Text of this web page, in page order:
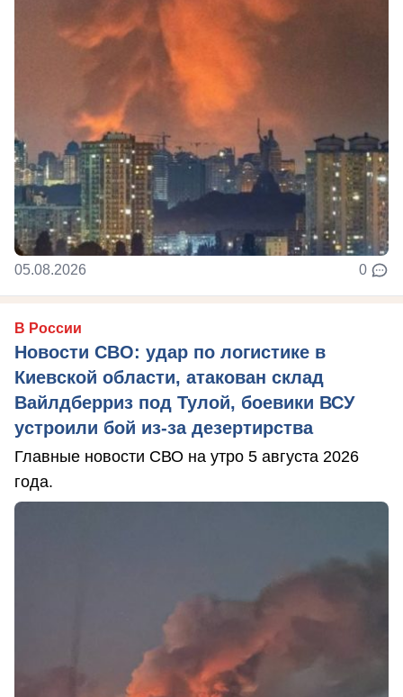
05.08.2026 0
В России
Новости СВО: удар по логистике в
Киевской области, атакован склад
Вайлдберриз под Тулой, боевики ВСУ
устроили бой из-за дезертирства
Главные новости СВО на утро 5 августа 2026
года.